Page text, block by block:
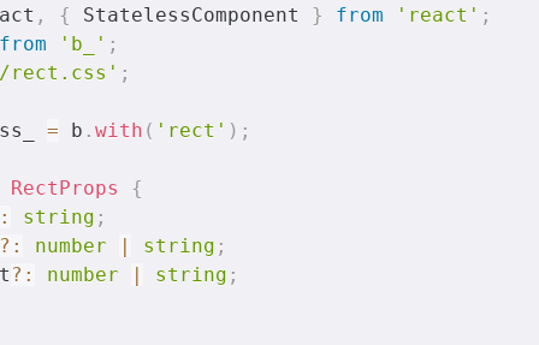
, { StatelessComponent } from 'react' ;
from
'b_' ;
;
= b . with ( 'rect' ) ;
RectProps
{
:
string ;
? : number string ;
? : number string ;